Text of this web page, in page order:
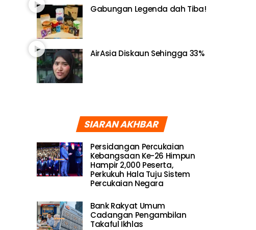
Gabungan Legenda dah Tiba!
AirAsia Diskaun Sehingga 33%
SIARAN AKHBAR
Persidangan Percukaian
Kebangsaan Ke-26 Himpun
Hampir 2,000 Peserta,
Perkukuh Hala Tuju Sistem
Percukaian Negara
Bank Rakyat Umum
Cadangan Pengambilan
Takaful Ikhlas